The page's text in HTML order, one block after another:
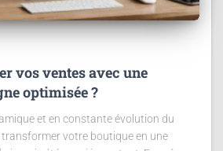
vos ventes avec une
optimisée ?
et en constante évolution du
transformer votre boutique en une